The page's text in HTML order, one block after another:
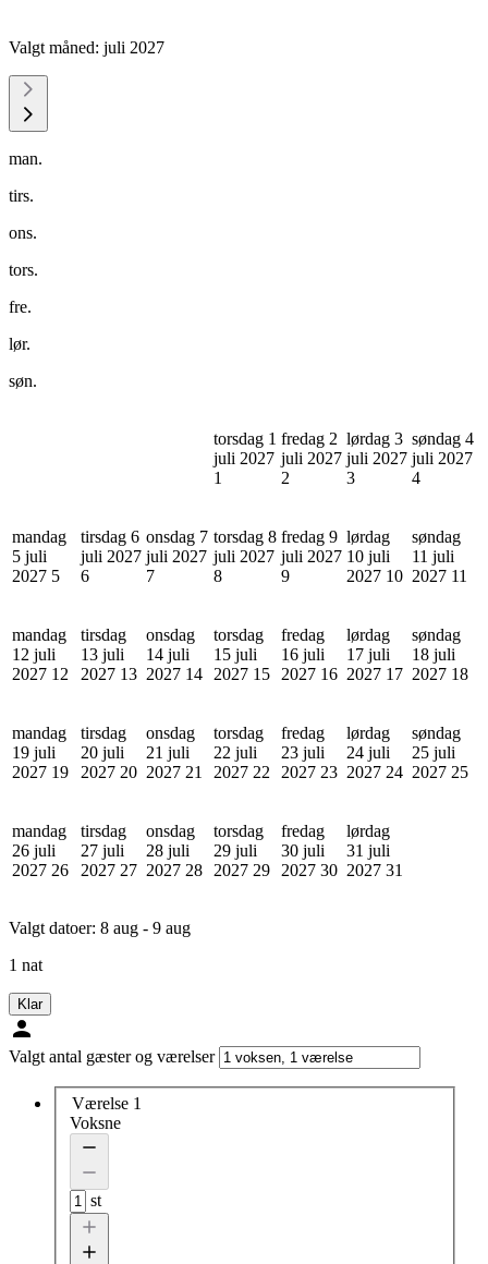
Valgt måned: juli 2027
man.
tirs.
ons.
tors.
fre.
lør.
søn.
torsdag 1
juli 2027
1
fredag 2
juli 2027
2
lørdag 3
juli 2027
3
søndag 4
juli 2027
4
mandag
5 juli
2027 5
tirsdag 6
juli 2027
6
onsdag 7
juli 2027
7
torsdag 8
juli 2027
8
fredag 9
juli 2027
9
lørdag
10 juli
2027 10
søndag
11 juli
2027 11
mandag
12 juli
2027 12
tirsdag
13 juli
2027 13
onsdag
14 juli
2027 14
torsdag
15 juli
2027 15
fredag
16 juli
2027 16
lørdag
17 juli
2027 17
søndag
18 juli
2027 18
mandag
19 juli
2027 19
tirsdag
20 juli
2027 20
onsdag
21 juli
2027 21
torsdag
22 juli
2027 22
fredag
23 juli
2027 23
lørdag
24 juli
2027 24
søndag
25 juli
2027 25
mandag
26 juli
2027 26
tirsdag
27 juli
2027 27
onsdag
28 juli
2027 28
torsdag
29 juli
2027 29
fredag
30 juli
2027 30
lørdag
31 juli
2027 31
Valgt datoer: 8 aug - 9 aug
1 nat
Klar
Valgt antal gæster og værelser
Værelse 1
Voksne
st